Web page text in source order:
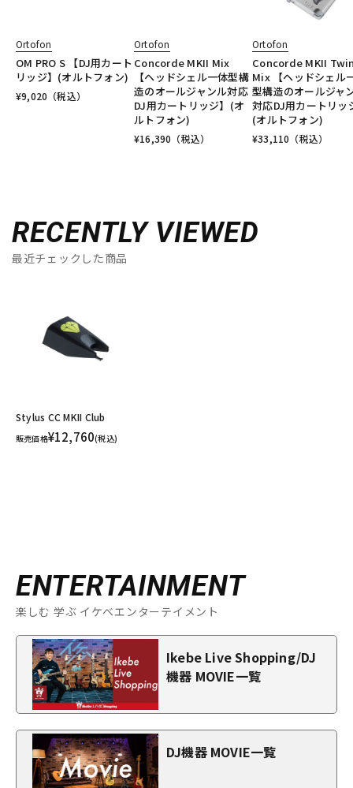
Ortofon
OM PRO S 【DJ用カート
リッジ】(オルトフォン)
¥9,020 （税込）
Ortofon
Concorde MKII Mix
【ヘッドシェル一体型構
造のオールジャンル対応
DJ用カートリッジ】(オ
ルトフォン)
¥16,390 （税込）
Ortofon
Concorde MKII
Mix 【ヘッドシェル
型構造のオールジャ
対応DJ用カートリッ
(オルトフォン)
¥33,110 （税込）
RECENTLY VIEWED
最近チェックした商品
Stylus CC MKII Club
販売価格¥12,760(税込)
ENTERTAINMENT
楽しむ 学ぶ イケベエンターテイメント
Ikebe Live Shopping/DJ
機器 MOVIE一覧
DJ機器 MOVIE一覧